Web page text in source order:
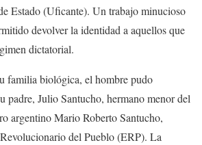
Estado (Uficante). Un trabajo minucioso
devolver la identidad a aquellos que
dictatorial.
familia biológica, el hombre pudo
padre, Julio Santucho, hermano menor del
argentino Mario Roberto Santucho,
del Pueblo (ERP). La